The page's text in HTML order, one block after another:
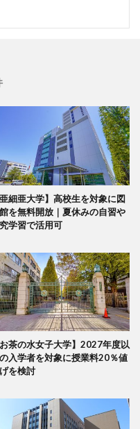
亜細亜大学】高校生を対象に図
を無料開放｜夏休みの自習や
学習で活用可
お茶の水女子大学】2027年度以
入学者を対象に授業料20％値
げを検討